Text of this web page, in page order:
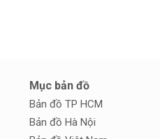
Mục bản đồ
Bản đồ TP HCM
Bản đồ Hà Nội